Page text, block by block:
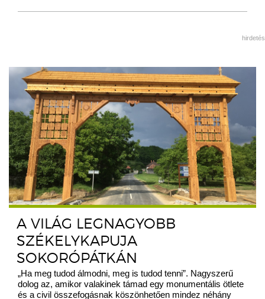
hirdetés
A VILÁG LEGNAGYOBB
SZÉKELYKAPUJA
SOKORÓPÁTKÁN
„Ha meg tudod álmodni, meg is tudod tenni”. Nagyszerű
dolog az, amikor valakinek támad egy monumentális ötlete
és a civil összefogásnak köszönhetően mindez néhány